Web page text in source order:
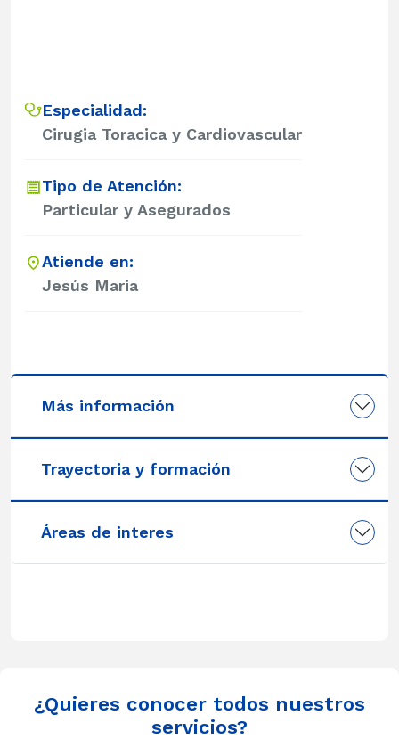
Especialidad:
Cirugia Toracica y Cardiovascular
Tipo de Atención:
Particular y Asegurados
Atiende en:
Jesús Maria
Más información
Trayectoria y formación
Áreas de interes
¿Quieres conocer todos nuestros
servicios?